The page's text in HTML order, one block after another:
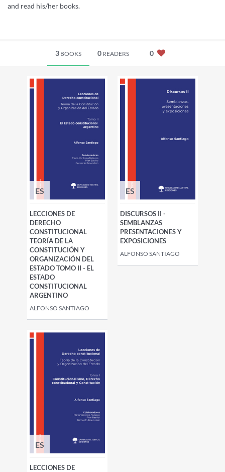
and read his/her books.
3BOOKS 0READERS 0
ES
LECCIONES DE
DERECHO
CONSTITUCIONAL
TEORÍA DE LA
CONSTITUCIÓN Y
ORGANIZACIÓN DEL
ESTADO TOMO II - EL
ESTADO
CONSTITUCIONAL
ARGENTINO
ALFONSO SANTIAGO
ES
DISCURSOS II -
SEMBLANZAS
PRESENTACIONES Y
EXPOSICIONES
ALFONSO SANTIAGO
ES
LECCIONES DE